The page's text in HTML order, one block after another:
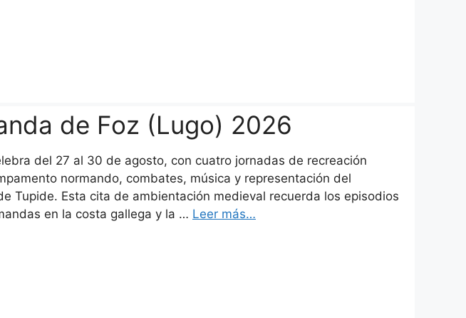
de Foz (Lugo) 2026
del 27 al 30 de agosto, con cuatro jornadas de recreación
normando, combates, música y representación del
Tupide. Esta cita de ambientación medieval recuerda los episodios
en la costa gallega y la … Leer más…